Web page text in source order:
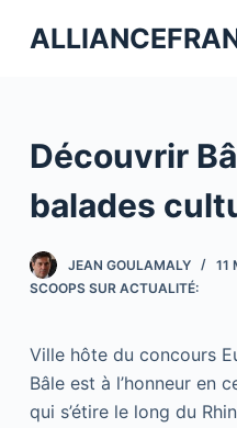
a
e
a
c
o
n
Découvrir
balades
JEAN GOULAMALY
11
SCOOPS SUR ACTUALITÉ:
Ville hôte du concours
Bâle est à l’honneur en
qui s’étire le long du